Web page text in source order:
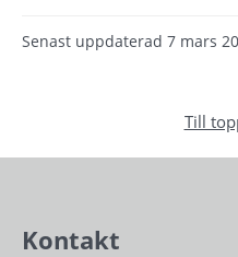
Senast uppdaterad 7 mars
Till
Kontakt